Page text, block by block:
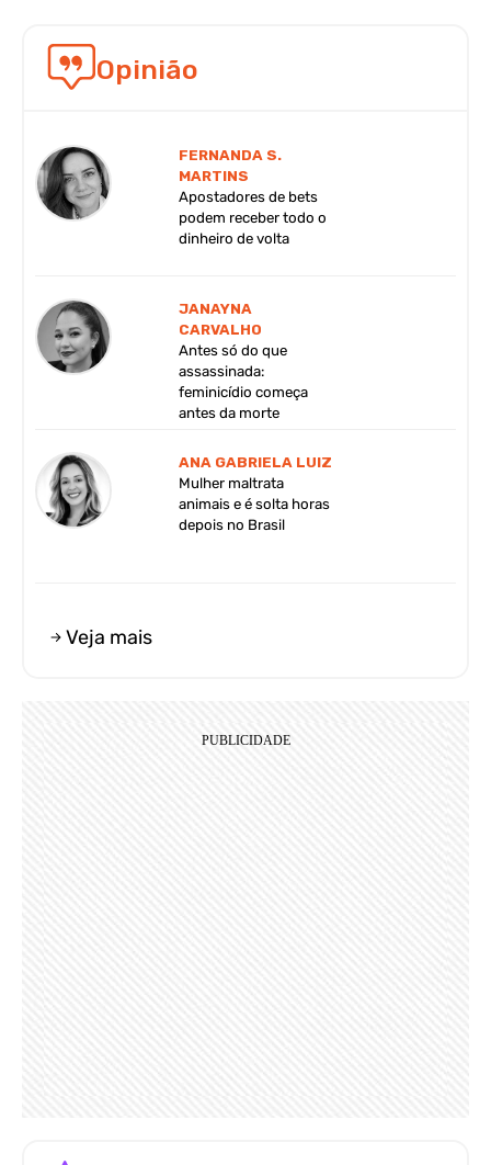
Opinião
FERNANDA S.
MARTINS
Apostadores de bets
podem receber todo o
dinheiro de volta
JANAYNA
CARVALHO
Antes só do que
assassinada:
feminicídio começa
antes da morte
ANA GABRIELA LUIZ
Mulher maltrata
animais e é solta horas
depois no Brasil
Veja mais